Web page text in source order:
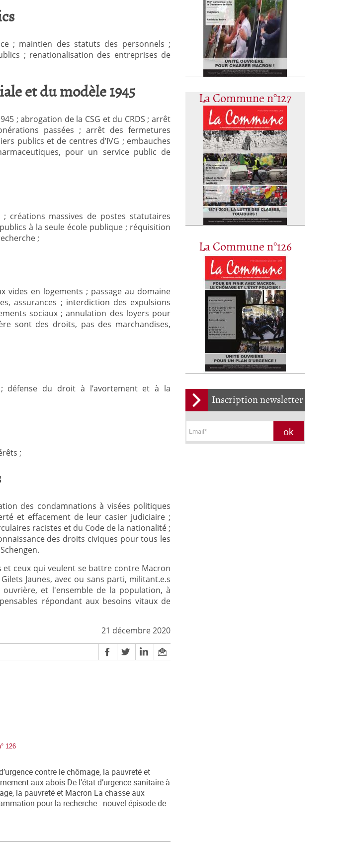
La Commune n°127
La Commune n°126
Inscription newsletter
; maintien des statuts des personnels ;
; renationalisation des entreprises de
et du modèle 1945
; abrogation de la CSG et du CRDS ; arrêt
passées ; arrêt des fermetures
publics et de centres d’IVG ; embauches
pour un service public de
; créations massives de postes statutaires
à la seule école publique ; réquisition
;
vides en logements ; passage au domaine
assurances ; interdiction des expulsions
sociaux ; annulation des loyers pour
sont des droits, pas des marchandises,
défense du droit à l’avortement et à la
;
des condamnations à visées politiques
et effacement de leur casier judiciaire ;
racistes et du Code de la nationalité ;
des droits civiques pour tous les
ceux qui veulent se battre contre Macron
Jaunes, avec ou sans parti, militant.e.s
et l'ensemble de la population, à
répondant aux besoins vitaux de
21 décembre 2020
126
contre le chômage, la pauvreté et
aux abois De l’état d’urgence sanitaire à
la pauvreté et Macron La chasse aux
pour la recherche : nouvel épisode de